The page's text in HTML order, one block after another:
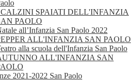
SPAIATI DELL'INFANZIA
PAOLO
all’Infanzia San Paolo 2022
ALL'INFANZIA SAN PAOLO
alla scuola dell'Infanzia San Paolo
ALL'INFANZIA SAN
2021-2022 San Paolo